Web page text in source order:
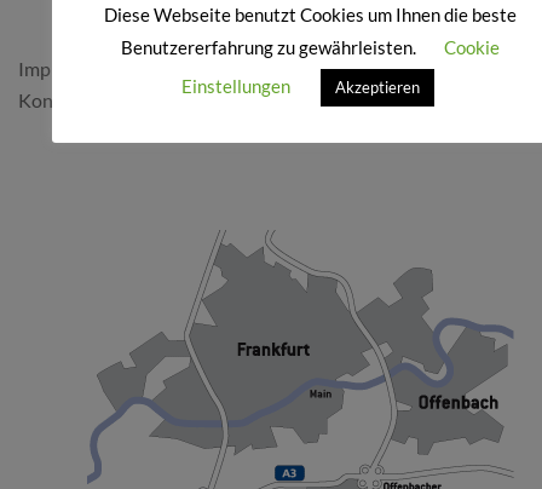
FORMALES
Impressum & Datenschutz
Kontakt
Diese Webseite benutzt Cookies um Ihnen die beste
Benutzererfahrung zu gewährleisten.
Cookie
Einstellungen
Akzeptieren